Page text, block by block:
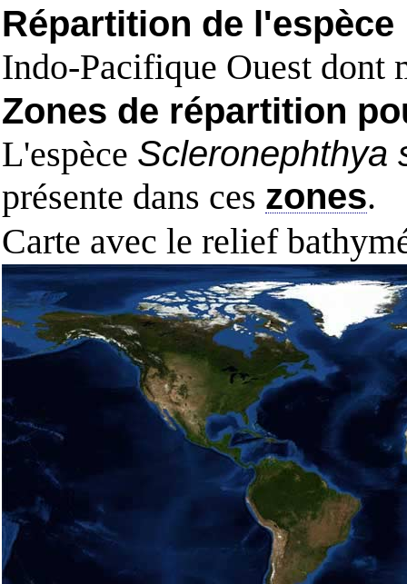
Répartition de l'espèce
Indo-Pacifique Ouest dont
Zones de répartition
L'espèce Scleronephthya
présente dans ces zones.
Carte avec le relief